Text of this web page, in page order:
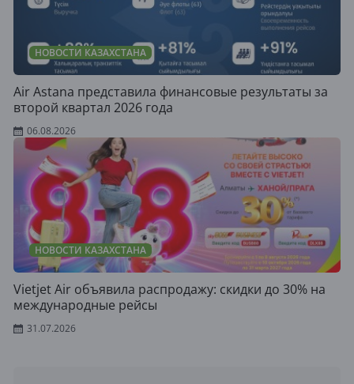
НОВОСТИ КАЗАХСТАНА
Air Astana представила финансовые результаты за
второй квартал 2026 года
06.08.2026
НОВОСТИ КАЗАХСТАНА
Vietjet Air объявила распродажу: скидки до 30% на
международные рейсы
31.07.2026